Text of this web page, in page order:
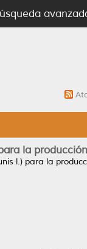
la
l.) para la